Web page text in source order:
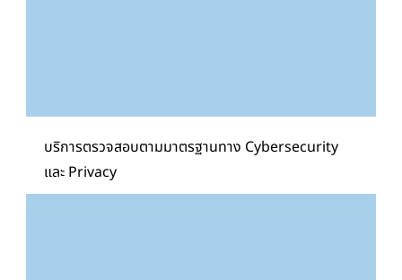
บริการตรวจสอบตามมาตรฐานทาง Cybersecurity
และ Privacy